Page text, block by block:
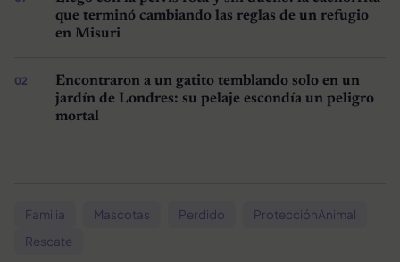
que terminó cambiando las reglas de un refugio
en Misuri
Encontraron a un gatito temblando solo en un
jardín de Londres: su pelaje escondía un peligro
mortal
Familia Mascotas Perdido
ProtecciónAnimal
Rescate